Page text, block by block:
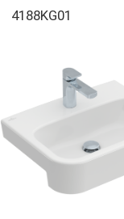
4188KG01